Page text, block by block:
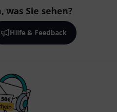
was Sie sehen?
Hilfe & Feedback